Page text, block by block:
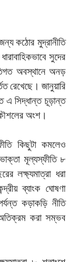
কঠোর মুদ্রানীতি
সুদের
অবস্থানে অনড়
রেখেছে। জানুয়ারি
এ সিদ্ধান্ত চূড়ান্ত
অংশ।
কিছুটা কমলেও
মূল্যস্ফীতি ৮
লক্ষ্যমাত্রা ধরা
ব্যাংক ঘোষণা
কড়াকড়ি নীতি
করা সম্ভব